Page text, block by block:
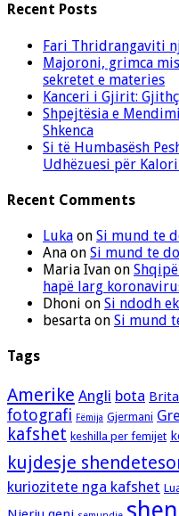
Recent Posts
Fari Thridrangaviti
Majoroni, grimca
sekretet e materies
Kanceri i Gjirit:
Shpejtësia e
Shkenca
Si të Humbasësh
Udhëzuesi për
Recent Comments
Luka on Si mund te
Ana on Si mund te
Maria Ivan on
hapë larg
Dhoni on Si ndodh
besarta on Si mund
Tags
Amerike Angli bota
fotografi Fëmija Gjermani
kafshet keshilla per femijet
kujdesje
kuriozitete nga kafshet